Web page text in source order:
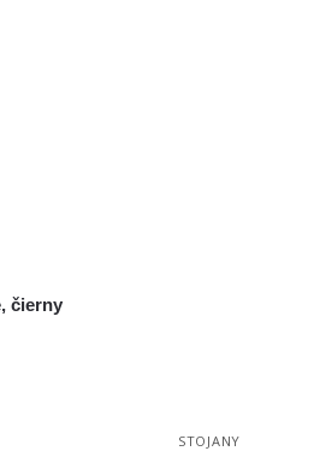
čierny
STOJANY